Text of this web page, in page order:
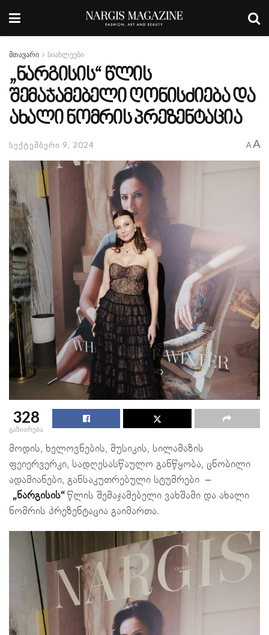
მთავარი სიახლეები
„ნარგისის“ წლის
შემაჯამებელი ღონისძიება და
ახალი ნომრის პრეზენტაცია
სექტემბერი 9, 2024 A A
328
გაზიარება
მოდის, ხელოვნების, მუსიკის, სილამაზის
ფეიერვერკი, სადღესასწაულო განწყობა, ცნობილი
ადამიანები, განსაკუთრებული სტუმრები –
„ნარგისის“ წლის შემაჯამებელი ვახშამი და ახალი
ნომრის პრეზენტაცია გაიმართა.